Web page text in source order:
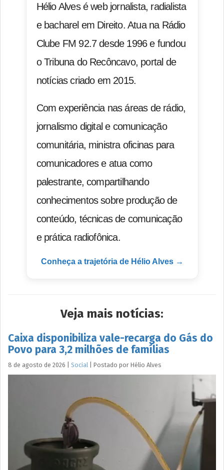
Hélio Alves é web jornalista, radialista
e bacharel em Direito. Atua na Rádio
Clube FM 92.7 desde 1996 e fundou
o Tribuna do Recôncavo, portal de
notícias criado em 2015.
Com experiência nas áreas de rádio,
jornalismo digital e comunicação
comunitária, ministra oficinas para
comunicadores e atua como
palestrante, compartilhando
conhecimentos sobre produção de
conteúdo, técnicas de comunicação
e prática radiofônica.
Conheça a trajetória de Hélio Alves →
Veja mais notícias:
Caixa disponibiliza vale-recarga do Gás do
Povo para 3,2 milhões de famílias
8 de agosto de 2026 Social Postado por Hélio Alves